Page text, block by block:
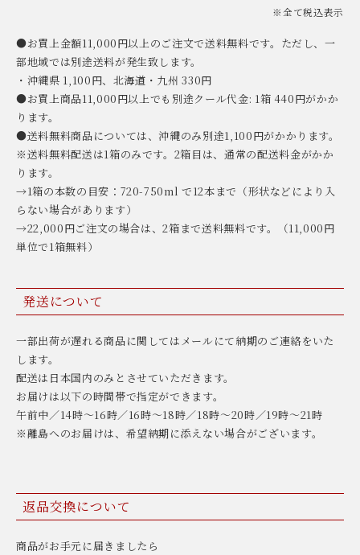
※全て税込表示
●お買上金額11,000円以上のご注文で送料無料です。ただし、一
部地域では別途送料が発生致します。
・沖縄県 1,100円、北海道・九州 330円
●お買上商品11,000円以上でも別途クール代金: 1箱 440円がかか
ります。
●送料無料商品については、沖縄のみ別途1,100円がかかります。
※送料無料配送は1箱のみです。2箱目は、通常の配送料金がかか
ります。
→1箱の本数の目安：720-750ml で12本まで（形状などにより入
らない場合があります）
→22,000円ご注文の場合は、2箱まで送料無料です。（11,000円
単位で1箱無料）
発送について
一部出荷が遅れる商品に関してはメールにて納期のご連絡をいた
します。
配送は日本国内のみとさせていただきます。
お届けは以下の時間帯で指定ができます。
午前中／14時〜16時／16時〜18時／18時〜20時／19時〜21時
※離島へのお届けは、希望納期に添えない場合がございます。
返品交換について
商品がお手元に届きましたら